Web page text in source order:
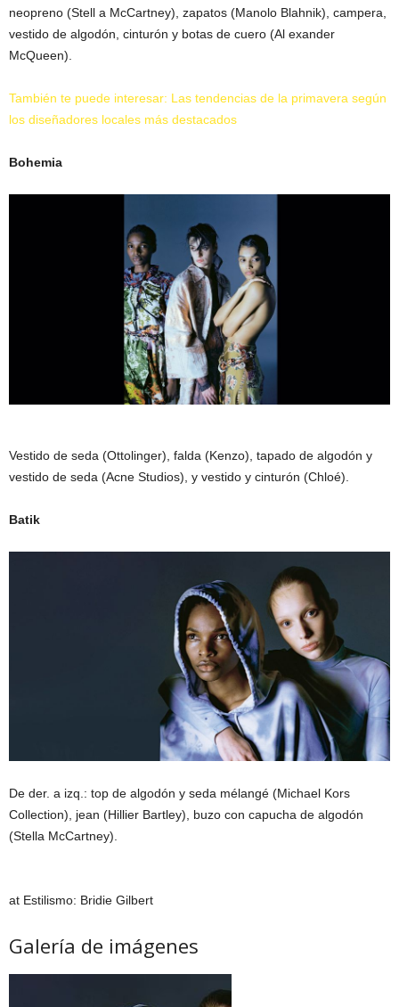
neopreno (Stell a McCartney), zapatos (Manolo Blahnik), campera,
vestido de algodón, cinturón y botas de cuero (Al exander
McQueen).
También te puede interesar: Las tendencias de la primavera según
los diseñadores locales más destacados
Bohemia
Vestido de seda (Ottolinger), falda (Kenzo), tapado de algodón y
vestido de seda (Acne Studios), y vestido y cinturón (Chloé).
Batik
De der. a izq.: top de algodón y seda mélangé (Michael Kors
Collection), jean (Hillier Bartley), buzo con capucha de algodón
(Stella McCartney).
at Estilismo: Bridie Gilbert
Galería de imágenes